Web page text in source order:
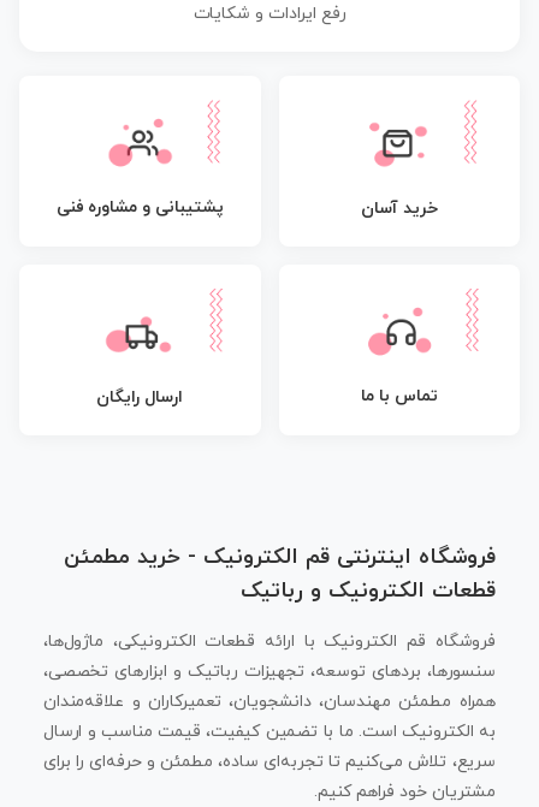
رفع ایرادات و شکایات
خرید آسان پشتیبانی و مشاوره فنی
تماس با ما ارسال رایگان
فروشگاه اینترنتی قم الکترونیک - خرید مطمئن
قطعات الکترونیک و رباتیک
فروشگاه قم الکترونیک با ارائه قطعات الکترونیکی، ماژول‌ها،
سنسورها، بردهای توسعه، تجهیزات رباتیک و ابزارهای تخصصی،
همراه مطمئن مهندسان، دانشجویان، تعمیرکاران و علاقه‌مندان
به الکترونیک است. ما با تضمین کیفیت، قیمت مناسب و ارسال
سریع، تلاش می‌کنیم تا تجربه‌ای ساده، مطمئن و حرفه‌ای را برای
مشتریان خود فراهم کنیم.